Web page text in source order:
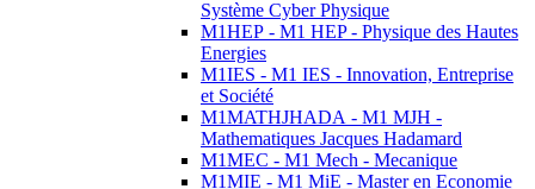
Système Cyber Physique
M1HEP - M1 HEP - Physique des Hautes
Energies
M1IES - M1 IES - Innovation, Entreprise
et Société
M1MATHJHADA - M1 MJH -
Mathematiques Jacques Hadamard
M1MEC - M1 Mech - Mecanique
M1MIE - M1 MiE - Master en Economie